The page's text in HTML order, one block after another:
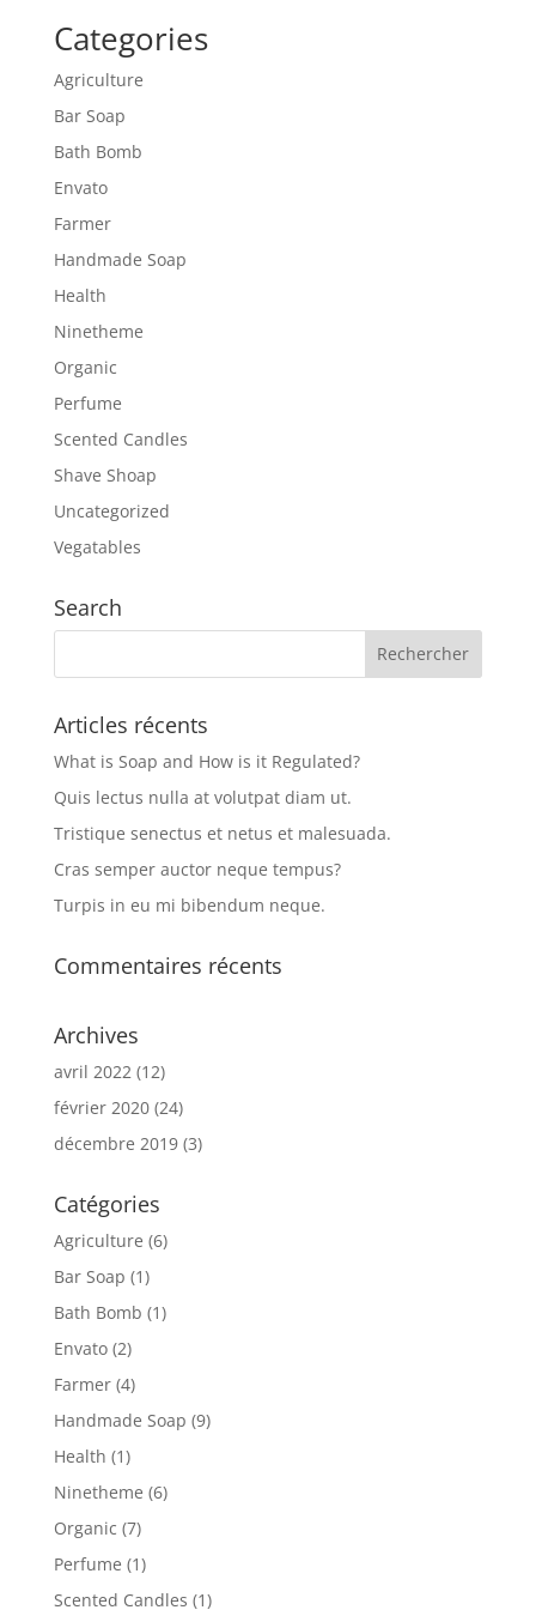
Categories
Agriculture
Bar Soap
Bath Bomb
Envato
Farmer
Handmade Soap
Health
Ninetheme
Organic
Perfume
Scented Candles
Shave Shoap
Uncategorized
Vegatables
Search
Articles récents
What is Soap and How is it Regulated?
Quis lectus nulla at volutpat diam ut.
Tristique senectus et netus et malesuada.
Cras semper auctor neque tempus?
Turpis in eu mi bibendum neque.
Commentaires récents
Archives
avril 2022 (12)
février 2020(24)
décembre 2019(3)
Catégories
Agriculture (6)
Bar Soap (1)
Bath Bomb (1)
Envato(2)
Farmer(4)
Handmade Soap (9)
Health (1)
Ninetheme (6)
Organic (7)
Perfume (1)
Scented Candles (1)